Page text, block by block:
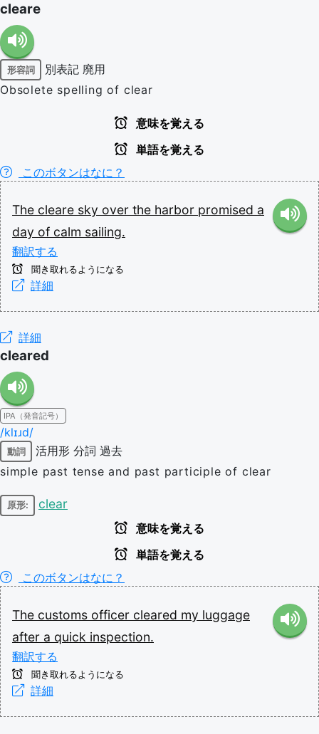
cleare
形容詞 別表記 廃用
Obsolete spelling of clear
意味を覚える
単語を覚える
このボタンはなに？
The cleare sky over the harbor promised a
day of calm sailing.
翻訳する
聞き取れるようになる
詳細
詳細
cleared
IPA（発音記号）
/klɪɹd/
動詞 活用形 分詞 過去
simple past tense and past participle of clear
原形: clear
意味を覚える
単語を覚える
このボタンはなに？
The customs officer cleared my luggage
after a quick inspection.
翻訳する
聞き取れるようになる
詳細